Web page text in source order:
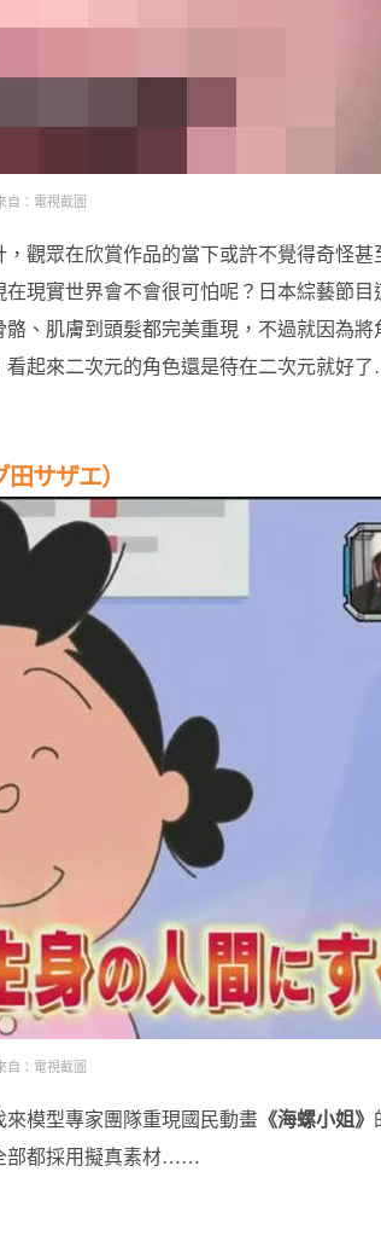
自：電視截圖
觀眾在欣賞作品的當下或許不覺得奇怪甚
現實世界會不會很可怕呢？日本綜藝節目
骼、肌膚到頭髮都完美重現，不過就因為將
看起來二次元的角色還是待在二次元就好
サザエ）
自：電視截圖
來模型專家團隊重現國民動畫 《海螺小姐》
部都採用擬真素材……